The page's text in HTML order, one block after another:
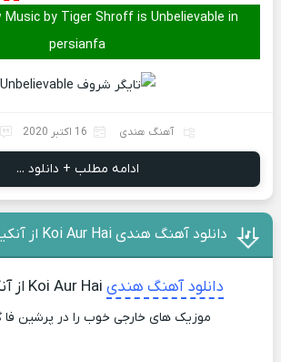
Music by Tiger Shroff is Unbelievable in
persianfa
آهنگ هندی 16 اکتبر 2020
ادامه مطلب + دانلود ...
دانلود آهنگ هندی Koi Aur Hai از آنکیت تیواری
دانلود آهنگ هندی
موزیک های خارجی خوب را در پرشین